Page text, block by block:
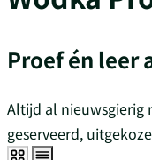
Proef én leer
Altijd al nieuwsgierig
geserveerd,